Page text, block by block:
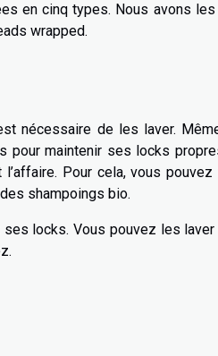
en cinq types. Nous avons les
wrapped.
nécessaire de les laver.
pour maintenir ses locks
Pour cela, vous
shampoings bio.
locks. Vous pouvez les laver